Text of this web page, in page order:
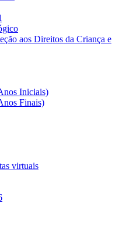
aos Direitos da Criança e
Iniciais)
Finais)
virtuais